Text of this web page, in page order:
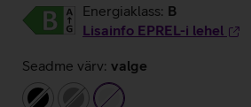
Energiaklass: B
Lisainfo EPREL-i lehel
Seadme värv: valge
must
hall valge